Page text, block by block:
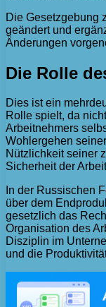
Die Gesetzgebung
geändert und
Änderungen
Die Rolle
Dies ist ein
Rolle spielt, da
Arbeitnehmers
Wohlergehen
Nützlichkeit seiner
Sicherheit der
In der Russischen
über dem
gesetzlich das
Organisation des
Disziplin im
und die